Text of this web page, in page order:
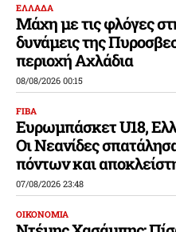
ΕΛΛΑΔΑ
Μάχη με τις φλόγες
δυνάμεις της
περιοχή Αχλάδια
08/08/2026 00:15
FIBA
Ευρωμπάσκετ U18,
Οι Νεανίδες
πόντων και
07/08/2026 23:48
ΟΙΚΟΝΟΜΙΑ